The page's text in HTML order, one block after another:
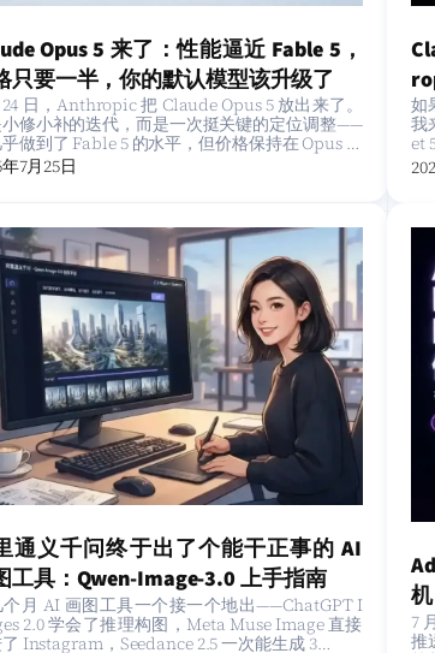
Opus 5 来了：性能逼近 Fable 5，
只要一半，你的默认模型该升级了
24 日，Anthropic 把 Claude Opus 5 放出来了。
修小补的迭代，而是一次挺关键的定位调整——
做到了 Fable 5 的水平，但价格保持在 Opus 的
位，…
7月25日
如
我
et
…
通义千问终于出了个能干正事的 AI
工具：Qwen-Image-3.0 上手指南
月 AI 画图工具一个接一个地出——ChatGPT I
2.0 学会了推理构图，Meta Muse Image 直接
Instagram，Seedance 2.5 一次能生成 3…
7
推